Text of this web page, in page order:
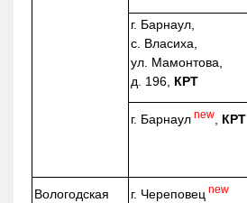
г. Барнаул,
с. Власиха,
ул. Мамонтова,
д. 196, КРТ
г. Барнаул new КРТ
Вологодская
г. Череповец new